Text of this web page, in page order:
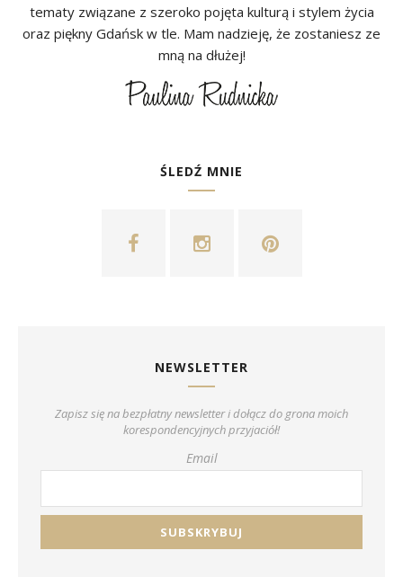
tematy związane z szeroko pojęta kulturą i stylem życia
oraz piękny Gdańsk w tle. Mam nadzieję, że zostaniesz ze
mną na dłużej!
ŚLEDŹ MNIE
NEWSLETTER
Zapisz się na bezpłatny newsletter i dołącz do grona moich
korespondencyjnych przyjaciół!
Email